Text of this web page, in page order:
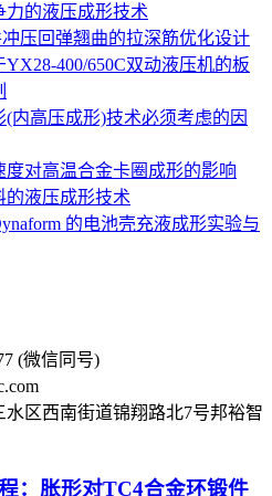
力的液压成形技术
压回弹翘曲的拉深筋优化设计
400/650C双动液压机的板
(内高压成形)技术必须考虑的因
对高温合金卡圈成形的影响
的液压成形技术
的电池壳充液成形实验与
(微信同号)
区西南街道锦翔路北7号邦裕智
：胀形对TC4合金环锻件